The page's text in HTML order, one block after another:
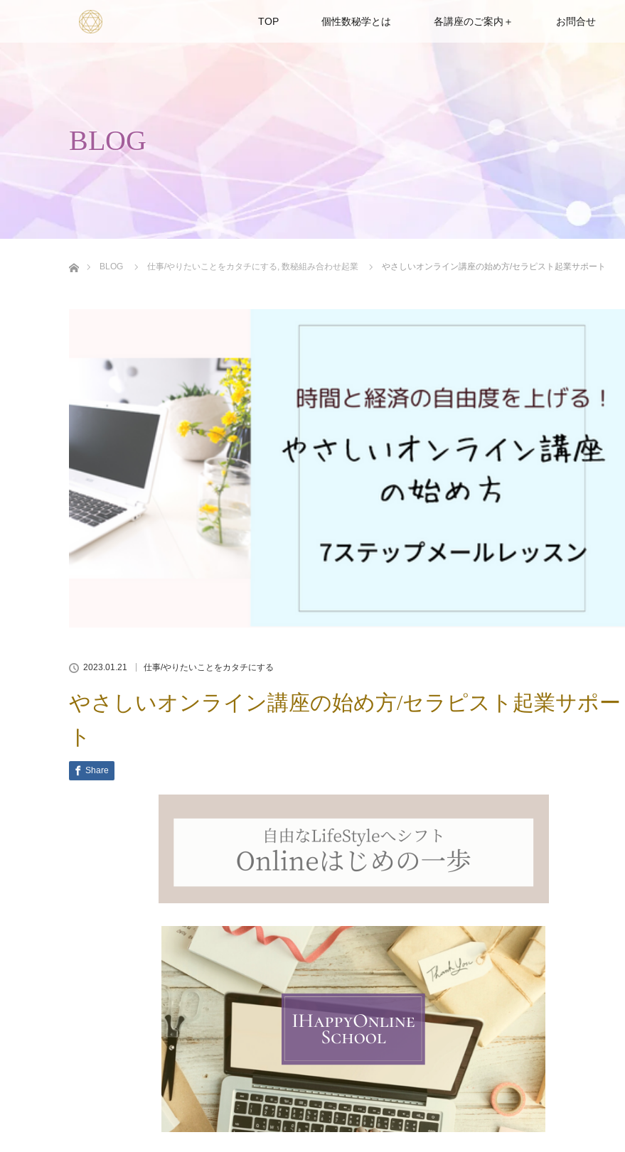
TOP 個性数秘学とは 各講座のご案内＋ お問合せ
BLOG
ホームBLOG 仕事/やりたいことをカタチにする, 数秘組み合わせ起業 やさしいオンライン講座の始め方/セラピスト起業サポート
2023.01.21 仕事/やりたいことをカタチにする
やさしいオンライン講座の始め方/セラピスト起業サポー
ト
Share